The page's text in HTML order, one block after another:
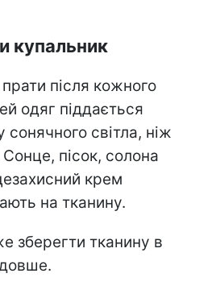
купальник
після кожного
одяг піддається
світла, ніж
Сонце, пісок, солона
крем
на тканину.
зберегти тканину в